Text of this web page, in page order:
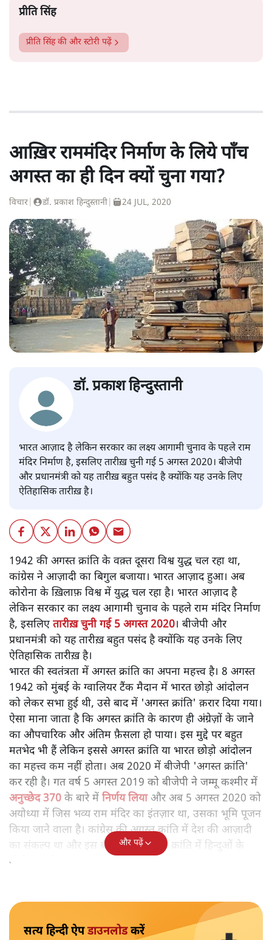
प्रीति सिंह
प्रीति सिंहकी और स्टोरी पढ़ें
आख़िर राममंदिर निर्माण के लिये पाँच
अगस्त का ही दिन क्यों चुना गया?
विचार डॉ. प्रकाश हिन्दुस्तानी 24 JUL, 2020
डॉ. प्रकाश हिन्दुस्तानी
भारत आज़ाद है लेकिन सरकार का लक्ष्य आगामी चुनाव के पहले राम
मंदिर निर्माण है, इसलिए तारीख़ चुनी गई 5 अगस्त 2020। बीजेपी
और प्रधानमंत्री को यह तारीख़ बहुत पसंद है क्योंकि यह उनके लिए
ऐतिहासिक तारीख़ है।
1942 की अगस्त क्रांति के वक़्त दूसरा विश्व युद्ध चल रहा था,
कांग्रेस ने आज़ादी का बिगुल बजाया। भारत आज़ाद हुआ। अब
कोरोना के ख़िलाफ़ विश्व में युद्ध चल रहा है। भारत आज़ाद है
लेकिन सरकार का लक्ष्य आगामी चुनाव के पहले राम मंदिर निर्माण
है, इसलिए तारीख़ चुनी गई 5 अगस्त 2020। बीजेपी और
प्रधानमंत्री को यह तारीख़ बहुत पसंद है क्योंकि यह उनके लिए
ऐतिहासिक तारीख़ है।
भारत की स्वतंत्रता में अगस्त क्रांति का अपना महत्त्व है। 8 अगस्त
1942 को मुंबई के ग्वालियर टैंक मैदान में भारत छोड़ो आंदोलन
को लेकर सभा हुई थी, उसे बाद में 'अगस्त क्रांति' क़रार दिया गया।
ऐसा माना जाता है कि अगस्त क्रांति के कारण ही अंग्रेज़ों के जाने
का औपचारिक और अंतिम फ़ैसला हो पाया। इस मुद्दे पर बहुत
मतभेद भी हैं लेकिन इससे अगस्त क्रांति या भारत छोड़ो आंदोलन
का महत्त्व कम नहीं होता। अब 2020 में बीजेपी 'अगस्त क्रांति'
कर रही है। गत वर्ष 5 अगस्त 2019 को बीजेपी ने जम्मू कश्मीर में
अनुच्छेद 370 के बारे में निर्णय लियाऔर अब 5 अगस्त 2020 को
अयोध्या में जिस भव्य राम मंदिर का इंतज़ार था, उसका भूमि पूजन
किया जाने वाला है। कांग्रेस की अगस्त क्रांति में देश की आज़ादी
का संकल्प था और इस बीजेपी की अगस्त क्रांति में हिन्दुओं के
वोटों के ध्रुवीकरण का लक्ष्य है।
और पढ़ें
सत्य हिन्दी ऐपडाउनलोडकरें